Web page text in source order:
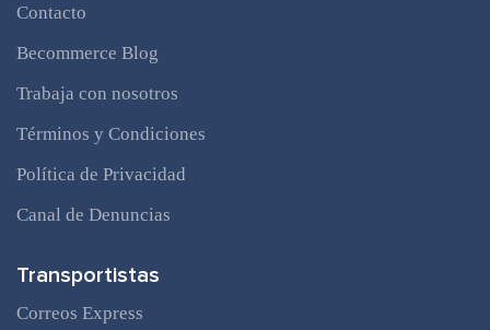
Contacto
Becommerce Blog
Trabaja con nosotros
Términos y Condiciones
Política de Privacidad
Canal de Denuncias
Transportistas
Correos Express